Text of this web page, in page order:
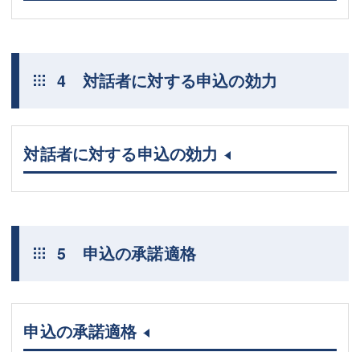
4 対話者に対する申込の効力
対話者に対する申込の効力
5 申込の承諾適格
申込の承諾適格